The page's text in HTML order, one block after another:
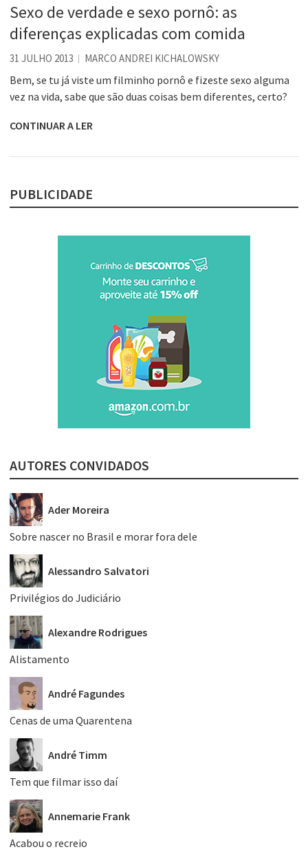
Sexo de verdade e sexo pornô: as
diferenças explicadas com comida
31 JULHO 2013 MARCO ANDREI KICHALOWSKY
Bem, se tu já viste um filminho pornô e fizeste sexo alguma
vez na vida, sabe que são duas coisas bem diferentes, certo?
CONTINUAR A LER
PUBLICIDADE
AUTORES CONVIDADOS
Ader Moreira
Sobre nascer no Brasil e morar fora dele
Alessandro Salvatori
Privilégios do Judiciário
Alexandre Rodrigues
Alistamento
André Fagundes
Cenas de uma Quarentena
André Timm
Tem que filmar isso daí
Annemarie Frank
Acabou o recreio